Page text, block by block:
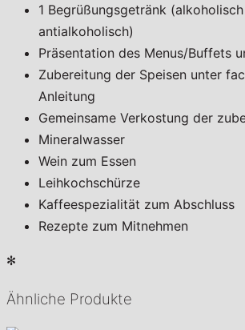
1 Begrüßungsgetränk
antialkoholisch)
Präsentation des Menus/Buffets
Zubereitung der Speisen unter
Anleitung
Gemeinsame Verkostung der
Mineralwasser
Wein zum Essen
Leihkochschürze
Kaffeespezialität zum Abschluss
Rezepte zum Mitnehmen
✻
Ähnliche Produkte